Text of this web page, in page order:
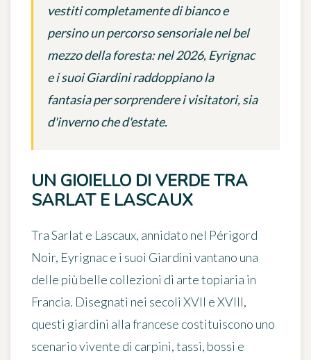
vestiti completamente di bianco e
persino un percorso sensoriale nel bel
mezzo della foresta: nel 2026, Eyrignac
e i suoi Giardini raddoppiano la
fantasia per sorprendere i visitatori, sia
d'inverno che d'estate.
UN GIOIELLO DI VERDE TRA
SARLAT E LASCAUX
Tra Sarlat e Lascaux, annidato nel Périgord
Noir, Eyrignac e i suoi Giardini vantano una
delle più belle collezioni di arte topiaria in
Francia. Disegnati nei secoli XVII e XVIII,
questi giardini alla francese costituiscono uno
scenario vivente di carpini, tassi, bossi e